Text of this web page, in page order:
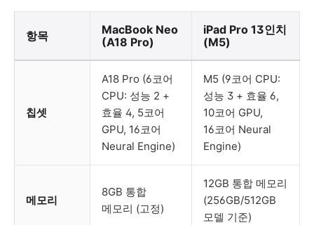
항목
MacBook Neo
(A18 Pro)
iPad Pro 13인치
(M5)
칩셋
A18 Pro (6코어
CPU: 성능 2 +
효율 4, 5코어
GPU, 16코어
Neural Engine)
M5 (9코어 CPU:
성능 3 + 효율 6,
10코어 GPU,
16코어 Neural
Engine)
메모리
8GB 통합
메모리 (고정)
12GB 통합 메모리
(256GB/512GB
모델 기준)